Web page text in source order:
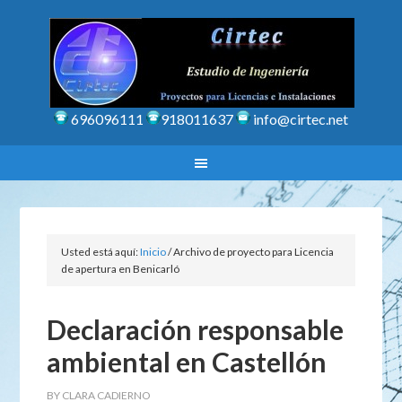
696096111 918011637 info@cirtec.net
Usted está aquí:Inicio/Archivo de proyecto para Licencia
de apertura en Benicarló
Declaración responsable
ambiental en Castellón
BY CLARA CADIERNO